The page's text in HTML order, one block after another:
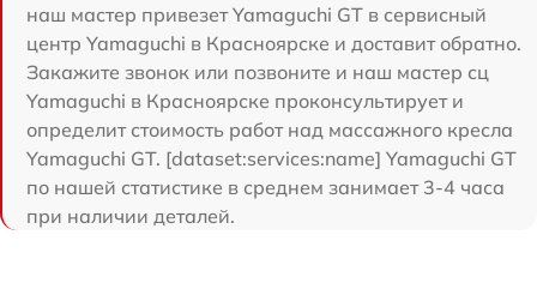
наш мастер привезет Yamaguchi GT в сервисный
центр Yamaguchi в Красноярске и доставит обратно.
Закажите звонок или позвоните и наш мастер сц
Yamaguchi в Красноярске проконсультирует и
определит стоимость работ над массажного кресла
Yamaguchi GT. [dataset:services:name] Yamaguchi GT
по нашей статистике в среднем занимает 3-4 часа
при наличии деталей.